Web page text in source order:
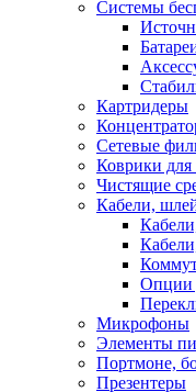
Опции
Бытовая
Системы
Картридеры
Сетевые
Коврики
Чистящие
Кабели,
Опции
Микрофоны
Элементы
Портмоне,
Презентеры